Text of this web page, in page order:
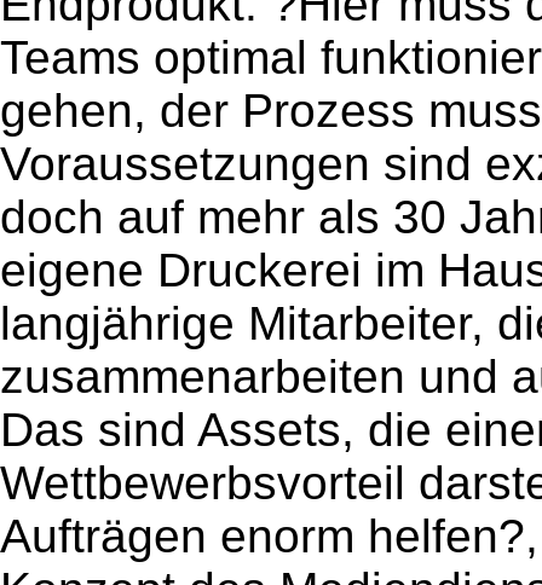
Teams optimal
gehen, der Prozess
Voraussetzungen sind
doch auf mehr als 30
eigene Druckerei im
langjährige Mitarbeiter,
zusammenarbeiten und
Das sind Assets, die
Wettbewerbsvorteil
Aufträgen enorm